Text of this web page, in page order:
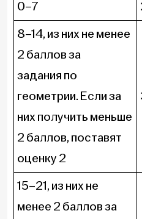
0–7
8–14, из них не менее
2 баллов за
задания по
геометрии. Если за
них получить меньше
2 баллов, поставят
оценку 2
15–21, из них не
менее 2 баллов за